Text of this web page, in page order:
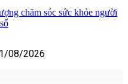
chăm sóc sức khỏe người
08/2026